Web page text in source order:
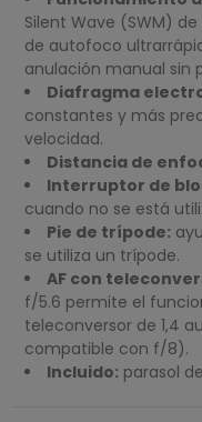
Silent Wave (SWM)
de autofoco
anulación manual sin
Diafragma
constantes y más
velocidad.
Distancia de
Interruptor de
cuando no se está
Pie de trípode:
se utiliza un trípode.
AF con
f/5.6 permite el
teleconversor de 1,4
compatible con f/8).
Incluido: parasol